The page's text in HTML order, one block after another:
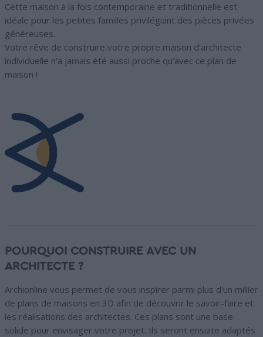
Cette maison à la fois contemporaine et traditionnelle est
idéale pour les petites familles privilégiant des pièces privées
généreuses.
Votre rêve de construire votre propre maison d’architecte
individuelle n’a jamais été aussi proche qu’avec ce plan de
maison !
POURQUOI CONSTRUIRE AVEC UN
ARCHITECTE ?
Archionline vous permet de vous inspirer parmi plus d'un millier
de plans de maisons en 3D afin de découvrir le savoir-faire et
les réalisations des architectes. Ces plans sont une base
solide pour envisager votre projet. Ils seront ensuite adaptés